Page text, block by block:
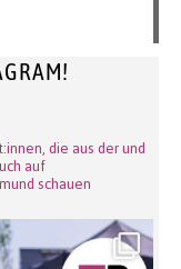
die aus der und
auf
schauen